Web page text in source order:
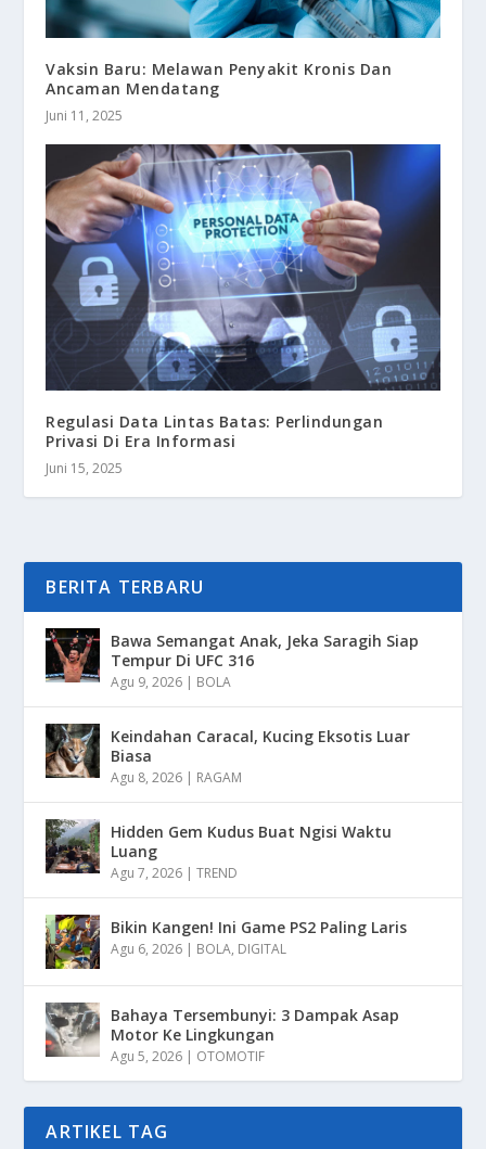
Vaksin Baru: Melawan Penyakit Kronis Dan
Ancaman Mendatang
Juni 11, 2025
Regulasi Data Lintas Batas: Perlindungan
Privasi Di Era Informasi
Juni 15, 2025
BERITA TERBARU
Bawa Semangat Anak, Jeka Saragih Siap
Tempur Di UFC 316
Agu 9, 2026 | BOLA
Keindahan Caracal, Kucing Eksotis Luar
Biasa
Agu 8, 2026 | RAGAM
Hidden Gem Kudus Buat Ngisi Waktu
Luang
Agu 7, 2026 |TREND
Bikin Kangen! Ini Game PS2 Paling Laris
Agu 6, 2026 | BOLA, DIGITAL
Bahaya Tersembunyi: 3 Dampak Asap
Motor Ke Lingkungan
Agu 5, 2026 | OTOMOTIF
ARTIKEL TAG